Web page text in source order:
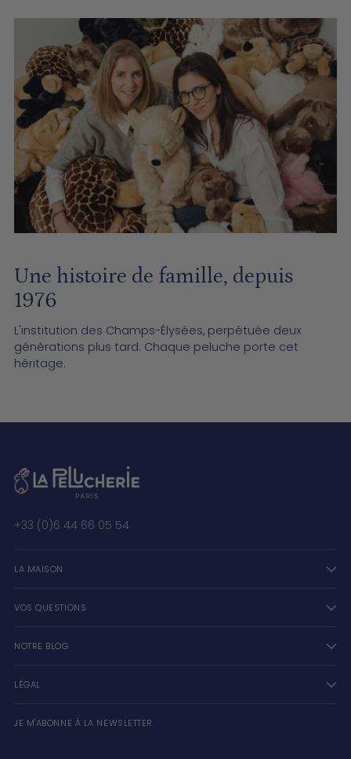
Une histoire de famille, depuis
1976
L'institution des Champs-Élysées, perpétuée deux
générations plus tard. Chaque peluche porte cet
héritage.
+33 (0)6 44 66 05 54
LA MAISON
VOS QUESTIONS
NOTRE BLOG
LÉGAL
JE M'ABONNE À LA NEWSLETTER